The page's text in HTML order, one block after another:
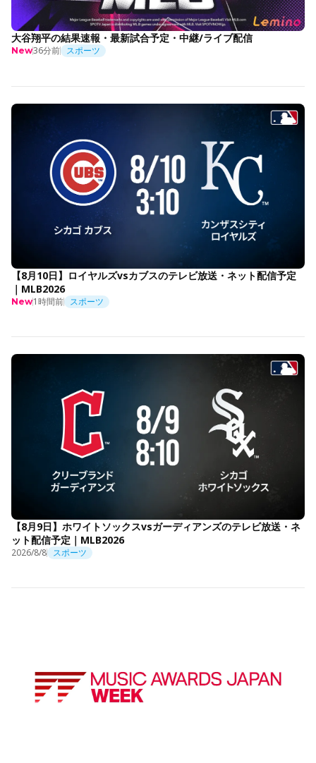
大谷翔平の結果速報・最新試合予定・中継/ライブ配信
New36分前 スポーツ
【8月10日】ロイヤルズvsカブスのテレビ放送・ネット配信予定
｜MLB2026
New1時間前 スポーツ
【8月9日】ホワイトソックスvsガーディアンズのテレビ放送・ネ
ット配信予定｜MLB2026
2026/8/8 スポーツ